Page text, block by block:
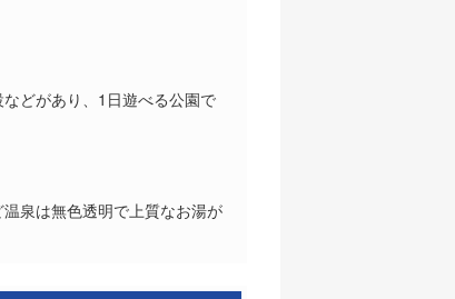
どがあり、1日遊べる公園で
泉は無色透明で上質なお湯が